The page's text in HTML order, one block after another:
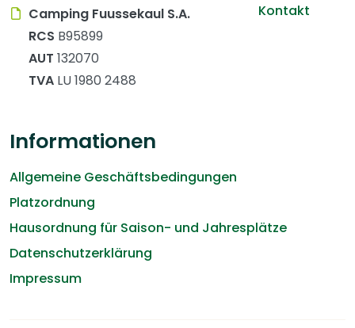
Camping Fuussekaul S.A.
RCS B95899
AUT 132070
TVA LU 1980 2488
Kontakt
Informationen
Allgemeine Geschäftsbedingungen
Platzordnung
Hausordnung für Saison- und Jahresplätze
Datenschutzerklärung
Impressum